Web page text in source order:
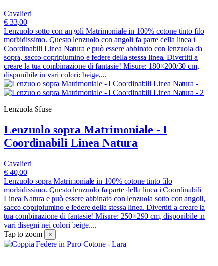
Cavalieri
€ 33,00
Lenzuolo sotto con angoli Matrimoniale in 100% cotone tinto filo
morbidissimo. Questo lenzuolo con angoli fa parte della linea i
Coordinabili Linea Natura e può essere abbinato con lenzuola da
sopra, sacco copripiumino e federe della stessa linea. Divertiti a
creare la tua combinazione di fantasie! Misure: 180×200/30 cm,
disponibile in vari colori: beige,...
Lenzuola Sfuse
Lenzuolo sopra Matrimoniale - I
Coordinabili Linea Natura
Cavalieri
€ 40,00
Lenzuolo sopra Matrimoniale in 100% cotone tinto filo
morbidissimo. Questo lenzuolo fa parte della linea i Coordinabili
Linea Natura e può essere abbinato con lenzuola sotto con angoli,
sacco copripiumino e federe della stessa linea. Divertiti a creare la
tua combinazione di fantasie! Misure: 250×290 cm, disponibile in
vari disegni nei colori beige,...
Tap to zoom
×